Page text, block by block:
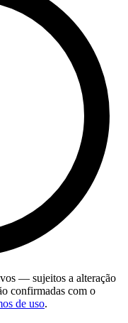
— sujeitos a alteração
confirmadas com o
de uso.